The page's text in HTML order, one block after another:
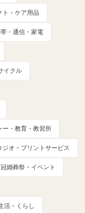
ト・ケア用品
・通信・家電
イクル
ー・教育・教習所
ジオ・プリントサービス
冠婚葬祭・イベント
活・くらし